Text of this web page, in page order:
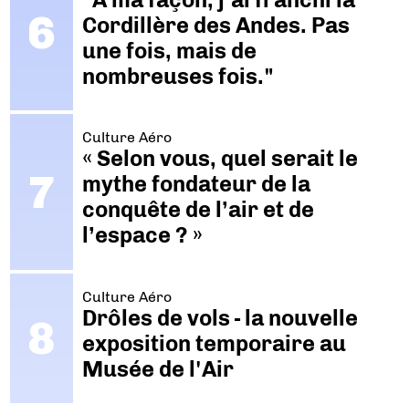
Cordillère des Andes. Pas
une fois, mais de
nombreuses fois."
Culture Aéro
« Selon vous, quel serait le
mythe fondateur de la
conquête de l’air et de
l’espace ? »
Culture Aéro
Drôles de vols - la nouvelle
exposition temporaire au
Musée de l'Air